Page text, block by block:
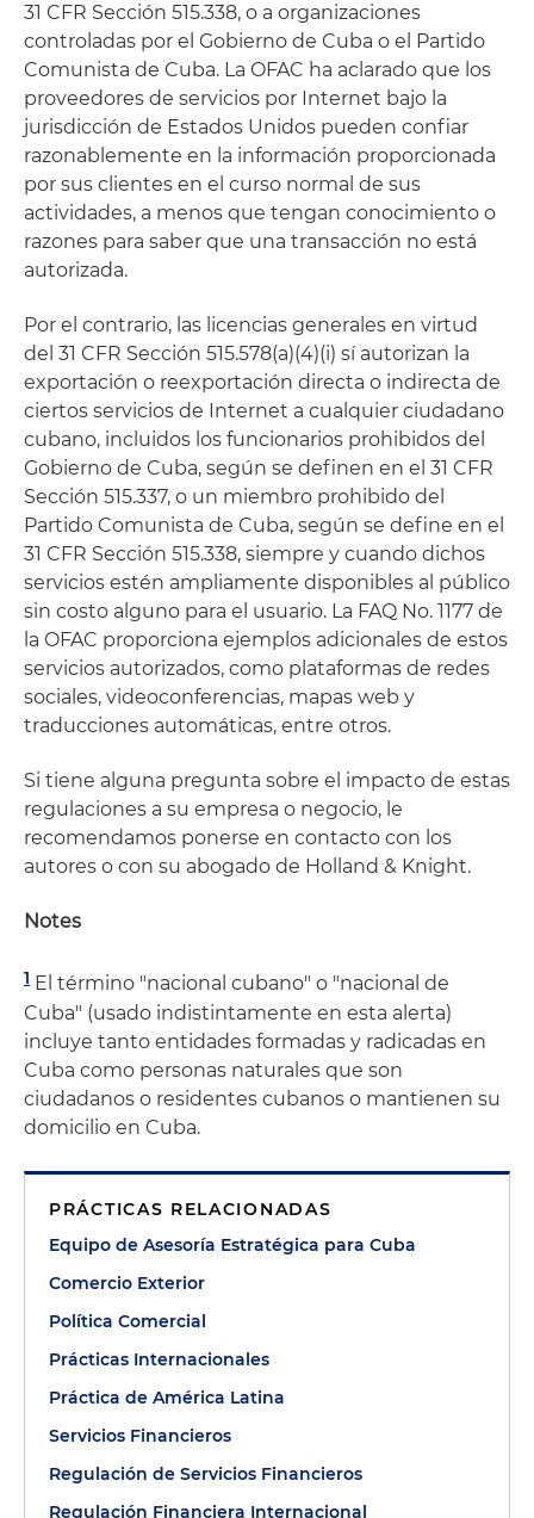
31 CFR Sección 515.338, o a organizaciones
controladas por el Gobierno de Cuba o el Partido
Comunista de Cuba. La OFAC ha aclarado que los
proveedores de servicios por Internet bajo la
jurisdicción de Estados Unidos pueden confiar
razonablemente en la información proporcionada
por sus clientes en el curso normal de sus
actividades, a menos que tengan conocimiento o
razones para saber que una transacción no está
autorizada.
Por el contrario, las licencias generales en virtud
del 31 CFR Sección 515.578(a)(4)(i) sí autorizan la
exportación o reexportación directa o indirecta de
ciertos servicios de Internet a cualquier ciudadano
cubano, incluidos los funcionarios prohibidos del
Gobierno de Cuba, según se definen en el 31 CFR
Sección 515.337, o un miembro prohibido del
Partido Comunista de Cuba, según se define en el
31 CFR Sección 515.338, siempre y cuando dichos
servicios estén ampliamente disponibles al público
sin costo alguno para el usuario. La FAQ No. 1177 de
la OFAC proporciona ejemplos adicionales de estos
servicios autorizados, como plataformas de redes
sociales, videoconferencias, mapas web y
traducciones automáticas, entre otros.
Si tiene alguna pregunta sobre el impacto de estas
regulaciones a su empresa o negocio, le
recomendamos ponerse en contacto con los
autores o con su abogado de Holland & Knight.
Notes
1 El término "nacional cubano" o "nacional de
Cuba" (usado indistintamente en esta alerta)
incluye tanto entidades formadas y radicadas en
Cuba como personas naturales que son
ciudadanos o residentes cubanos o mantienen su
domicilio en Cuba.
PRÁCTICAS RELACIONADAS
Equipo de Asesoría Estratégica para Cuba
Comercio Exterior
Política Comercial
Prácticas Internacionales
Práctica de América Latina
Servicios Financieros
Regulación de Servicios Financieros
Regulación Financiera Internacional